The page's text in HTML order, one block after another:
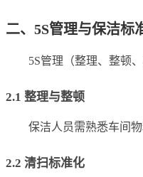
二、5S管理与保洁标
5S管理（整理、整顿
2.1 整理与整顿
保洁人员需熟悉车间
2.2 清扫标准化